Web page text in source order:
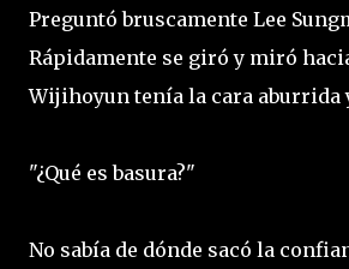
Preguntó bruscamente Lee
Rápidamente se giró y miró
Wijihoyun tenía la cara aburrida
"¿Qué es basura?"
No sabía de dónde sacó la